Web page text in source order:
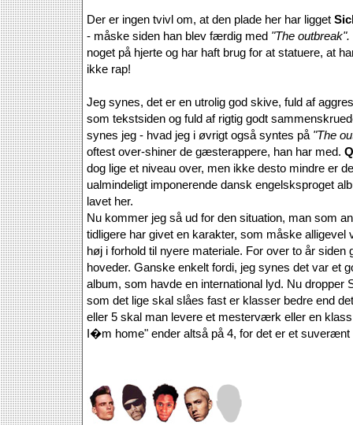
Der er ingen tvivl om, at den plade her har ligget
- måske siden han blev færdig med "The outbreak".
noget på hjerte og har haft brug for at statuere, at
ikke rap!
Jeg synes, det er en utrolig god skive, fuld af
som tekstsiden og fuld af rigtig godt
synes jeg - hvad jeg i øvrigt også syntes på "The
oftest over-shiner de gæsterappere, han har med.
dog lige et niveau over, men ikke desto mindre er
ualmindeligt imponerende dansk engelsksproget
lavet her.
Nu kommer jeg så ud for den situation, man som
tidligere har givet en karakter, som måske
høj i forhold til nyere materiale. For over to år siden
hoveder. Ganske enkelt fordi, jeg synes det var et
album, som havde en international lyd. Nu dropper
som det lige skal slåes fast er klasser bedre end
eller 5 skal man levere et mesterværk eller en
I�m home" ender altså på 4, for det er et suverænt